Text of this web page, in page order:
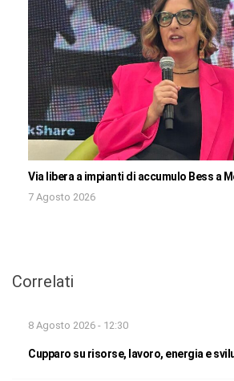
Via libera a impianti di accumulo Bess a
7 Agosto 2026
Correlati
8 Agosto 2026 - 12:30
Cupparo su risorse, lavoro, energia e